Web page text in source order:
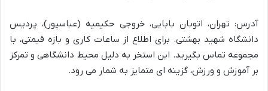
آدرس: تهران، اتوبان بابایی، خروجی حکیمیه (عباسپور)، پردیس
دانشگاه شهید بهشتی. برای اطلاع از ساعات کاری و بازه قیمتی، با
مجموعه تماس بگیرید. این استخر به دلیل محیط دانشگاهی و تمرکز
بر آموزش و ورزش، گزینه ای متمایز به شمار می رود.